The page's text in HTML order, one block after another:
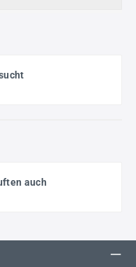
auch